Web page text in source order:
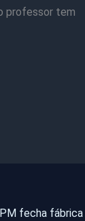
professor tem